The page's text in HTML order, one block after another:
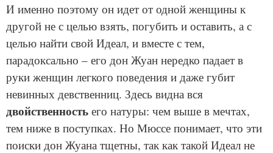
И именно поэтому он идет от одной женщины к
другой не с целью взять, погубить и оставить, а с
целью найти свой Идеал, и вместе с тем,
парадоксально – его дон Жуан нередко падает в
руки женщин легкого поведения и даже губит
невинных девственниц. Здесь видна вся
двойственность его натуры: чем выше в мечтах,
тем ниже в поступках. Но Мюссе понимает, что эти
поиски дон Жуана тщетны, так как такой Идеал не